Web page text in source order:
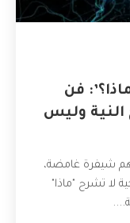
فن
النية وليس
شيفرة غامضة،
لا تشرح "ماذا"